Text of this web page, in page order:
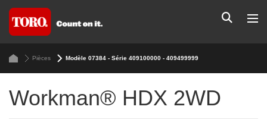
Pièces Modèle 07384 - Série 409100000 - 409499999
Workman® HDX 2WD